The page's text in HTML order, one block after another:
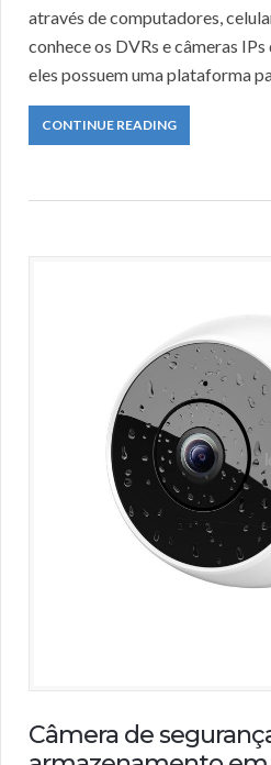
através de computadores,
conhece os DVRs e câmeras
eles possuem uma plataforma
CONTINUE READING
Câmera de